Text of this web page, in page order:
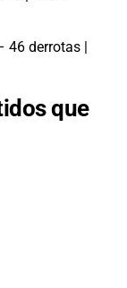
derrotas |
que